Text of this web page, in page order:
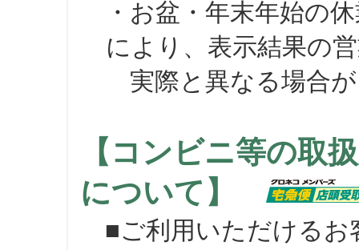
・お盆・年末年始の
により、表示結果の
実際と異なる場合が
【コンビニ等の取
について】
■ご利用いただけるお